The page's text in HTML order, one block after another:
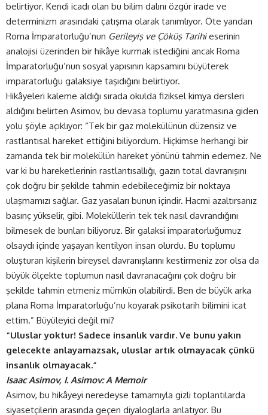
belirtiyor. Kendi icadı olan bu bilim dalını özgür irade ve
determinizm arasındaki çatışma olarak tanımlıyor. Öte yandan
Roma İmparatorluğu’nun Gerileyiş ve Çöküş Tarihieserinin
analojisi üzerinden bir hikâye kurmak istediğini ancak Roma
İmparatorluğu’nun sosyal yapısının kapsamını büyüterek
imparatorluğu galaksiye taşıdığını belirtiyor.
Hikâyeleri kaleme aldığı sırada okulda fiziksel kimya dersleri
aldığını belirten Asimov, bu devasa toplumu yaratmasına giden
yolu şöyle açıklıyor: “Tek bir gaz molekülünün düzensiz ve
rastlantısal hareket ettiğini biliyordum. Hiçkimse herhangi bir
zamanda tek bir molekülün hareket yönünü tahmin edemez. Ne
var ki bu hareketlerinin rastlantısallığı, gazın total davranışını
çok doğru bir şekilde tahmin edebileceğimiz bir noktaya
ulaşmamızı sağlar. Gaz yasaları bunun içindir. Hacmi azaltırsanız
basınç yükselir, gibi. Moleküllerin tek tek nasıl davrandığını
bilmesek de bunları biliyoruz. Bir galaksi imparatorluğumuz
olsaydı içinde yaşayan kentilyon insan olurdu. Bu toplumu
oluşturan kişilerin bireysel davranışlarını kestirmeniz zor olsa da
büyük ölçekte toplumun nasıl davranacağını çok doğru bir
şekilde tahmin etmeniz mümkün olabilirdi. Ben de büyük arka
plana Roma İmparatorluğu’nu koyarak psikotarih bilimini icat
ettim.” Büyüleyici değil mi?
“Uluslar yoktur! Sadece insanlık vardır. Ve bunu yakın
gelecekte anlayamazsak, uluslar artık olmayacak çünkü
insanlık olmayacak.”
Isaac Asimov, I. Asimov: A Memoir
Asimov, bu hikâyeyi neredeyse tamamıyla gizli toplantılarda
siyasetçilerin arasında geçen diyaloglarla anlatıyor. Bu